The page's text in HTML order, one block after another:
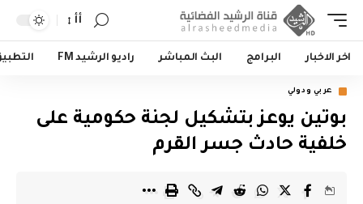
أأ
اخر الاخبار البرامج البث المباشر راديو الرشيد FM
عربي ودولي
بوتين يوعز بتشكيل لجنة حكومية على
خلفية حادث جسر القرم